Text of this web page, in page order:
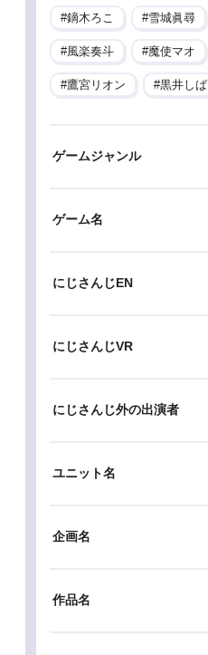
鏑木ろこ 雪城眞尋
風楽奏斗 魔使マオ
鷹宮リオン 黒井しば
ゲームジャンル
ゲーム名
にじさんじEN
にじさんじVR
にじさんじ外の出演者
ユニット名
企画名
作品名